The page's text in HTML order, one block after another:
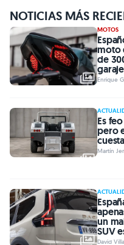
NOTICIAS MÁS
MOTOS
moto
de
garaje
Enrique
Es
pero
Martín
un
SUV
David